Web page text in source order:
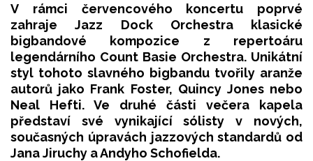
V rámci červencového koncertu poprvé
zahraje Jazz Dock Orchestra klasické
bigbandové kompozice z repertoáru
legendárního Count Basie Orchestra. Unikátní
styl tohoto slavného bigbandu tvořily aranže
autorů jako Frank Foster, Quincy Jones nebo
Neal Hefti. Ve druhé části večera kapela
představí své vynikající sólisty v nových,
současných úpravách jazzových standardů od
Jana Jiruchy a Andyho Schofielda.